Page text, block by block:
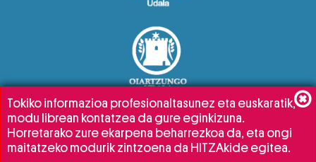
Tokiko informazioa profesionaltasunez eta euskaratik,
modu librean kontatzea da gure eginkizuna.
Horretarako zure ekarpena beharrezkoa da, eta ongi
maitatzeko modurik zintzoena da HITZAkide egitea.